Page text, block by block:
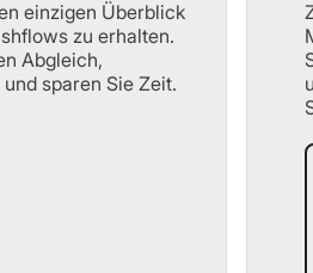
einzigen Überblick
zu erhalten.
Abgleich,
sparen Sie Zeit.